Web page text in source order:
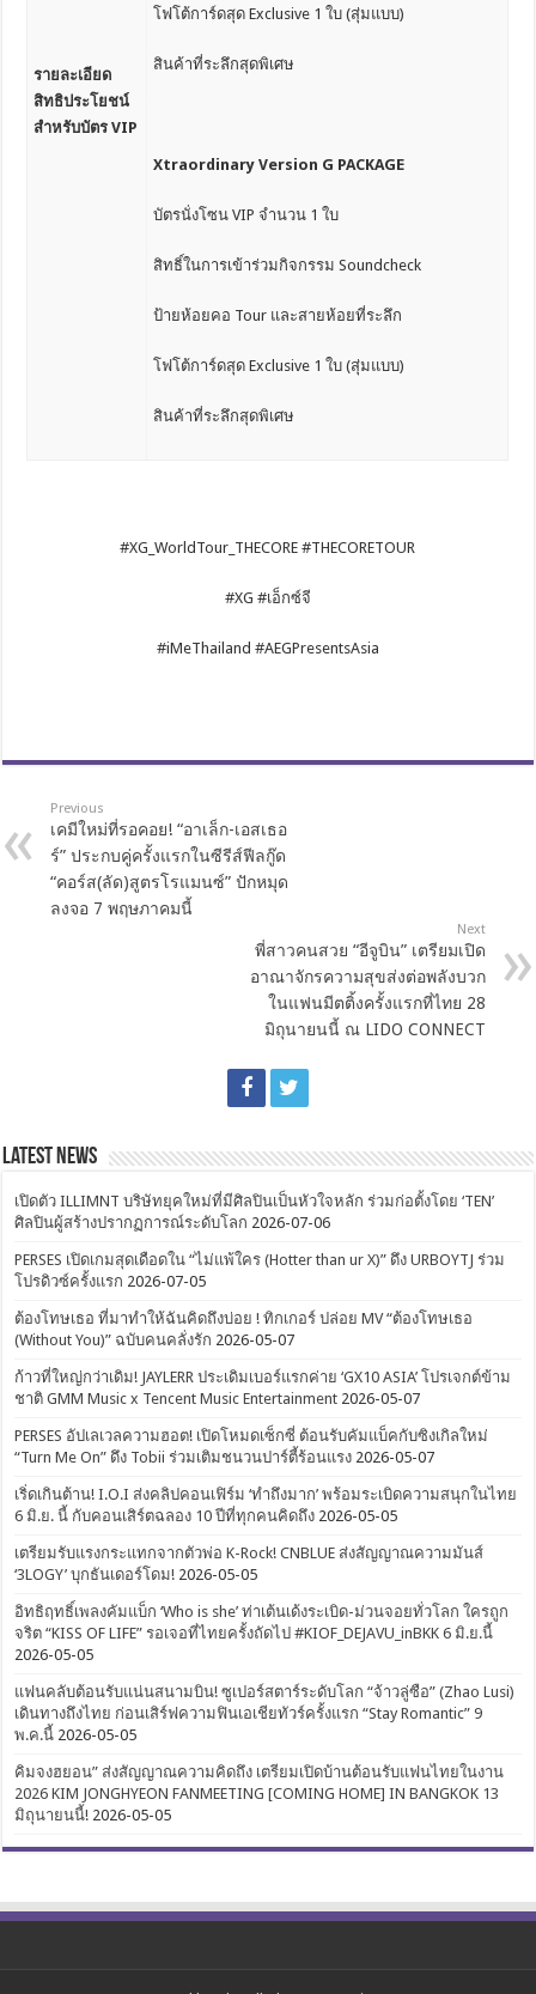
รายละเอียด
สิทธิประโยชน์
สำหรับบัตรVIP
โฟโต้การ์ดสุด Exclusive 1 ใบ (สุ่มแบบ)
สินค้าที่ระลึกสุดพิเศษ
Xtraordinary Version G PACKAGE
บัตรนั่งโซน VIP จำนวน 1 ใบ
สิทธิ์ในการเข้าร่วมกิจกรรม Soundcheck
ป้ายห้อยคอ Tour และสายห้อยที่ระลึก
โฟโต้การ์ดสุด Exclusive 1 ใบ (สุ่มแบบ)
สินค้าที่ระลึกสุดพิเศษ
#XG_WorldTour_THECORE #THECORETOUR
#XG #เอ็กซ์จี
#iMeThailand #AEGPresentsAsia
Previous
เคมีใหม่ที่รอคอย! “อาเล็ก-เอสเธอ
ร์” ประกบคู่ครั้งแรกในซีรีส์ฟีลกู๊ด
“คอร์ส(ลัด)สูตรโรแมนซ์” ปักหมุด
ลงจอ 7 พฤษภาคมนี้
Next
พี่สาวคนสวย “อีจูบิน” เตรียมเปิด
อาณาจักรความสุขส่งต่อพลังบวก
ในแฟนมีตติ้งครั้งแรกที่ไทย 28
มิถุนายนนี้ ณ LIDO CONNECT
Latest News
เปิดตัว ILLIMNT บริษัทยุคใหม่ที่มีศิลปินเป็นหัวใจหลัก ร่วมก่อตั้งโดย ‘TEN’
ศิลปินผู้สร้างปรากฏการณ์ระดับโลก 2026-07-06
PERSES เปิดเกมสุดเดือดใน “ไม่แพ้ใคร (Hotter than ur X)” ดึง URBOYTJ ร่วม
โปรดิวซ์ครั้งแรก 2026-07-05
ต้องโทษเธอ ที่มาทำให้ฉันคิดถึงบ่อย ! ทิกเกอร์ ปล่อย MV “ต้องโทษเธอ
(Without You)” ฉบับคนคลั่งรัก 2026-05-07
ก้าวที่ใหญ่กว่าเดิม! JAYLERR ประเดิมเบอร์แรกค่าย ‘GX10 ASIA’ โปรเจกต์ข้าม
ชาติ GMM Music x Tencent Music Entertainment 2026-05-07
PERSES อัปเลเวลความฮอต! เปิดโหมดเซ็กซี่ ต้อนรับคัมแบ็คกับซิงเกิลใหม่
“Turn Me On” ดึง Tobii ร่วมเติมชนวนปาร์ตี้ร้อนแรง 2026-05-07
เริ่ดเกินต้าน! I.O.I ส่งคลิปคอนเฟิร์ม ‘ทำถึงมาก’ พร้อมระเบิดความสนุกในไทย
6 มิ.ย. นี้ กับคอนเสิร์ตฉลอง 10 ปีที่ทุกคนคิดถึง 2026-05-05
เตรียมรับแรงกระแทกจากตัวพ่อ K-Rock! CNBLUE ส่งสัญญาณความมันส์
‘3LOGY’ บุกธันเดอร์โดม! 2026-05-05
อิทธิฤทธิ์เพลงคัมแบ็ก ‘Who is she’ ท่าเต้นเด้งระเบิด-ม่วนจอยทั่วโลก ใครถูก
จริต “KISS OF LIFE” รอเจอที่ไทยครั้งถัดไป #KIOF_DEJAVU_inBKK 6 มิ.ย.นี้
2026-05-05
แฟนคลับต้อนรับแน่นสนามบิน! ซูเปอร์สตาร์ระดับโลก “จ้าวลู่ซือ” (Zhao Lusi)
เดินทางถึงไทย ก่อนเสิร์ฟความฟินเอเชียทัวร์ครั้งแรก “Stay Romantic” 9
พ.ค.นี้ 2026-05-05
คิมจงฮยอน” ส่งสัญญาณความคิดถึง เตรียมเปิดบ้านต้อนรับแฟนไทยในงาน
2026 KIM JONGHYEON FANMEETING [COMING HOME] IN BANGKOK 13
มิถุนายนนี้! 2026-05-05